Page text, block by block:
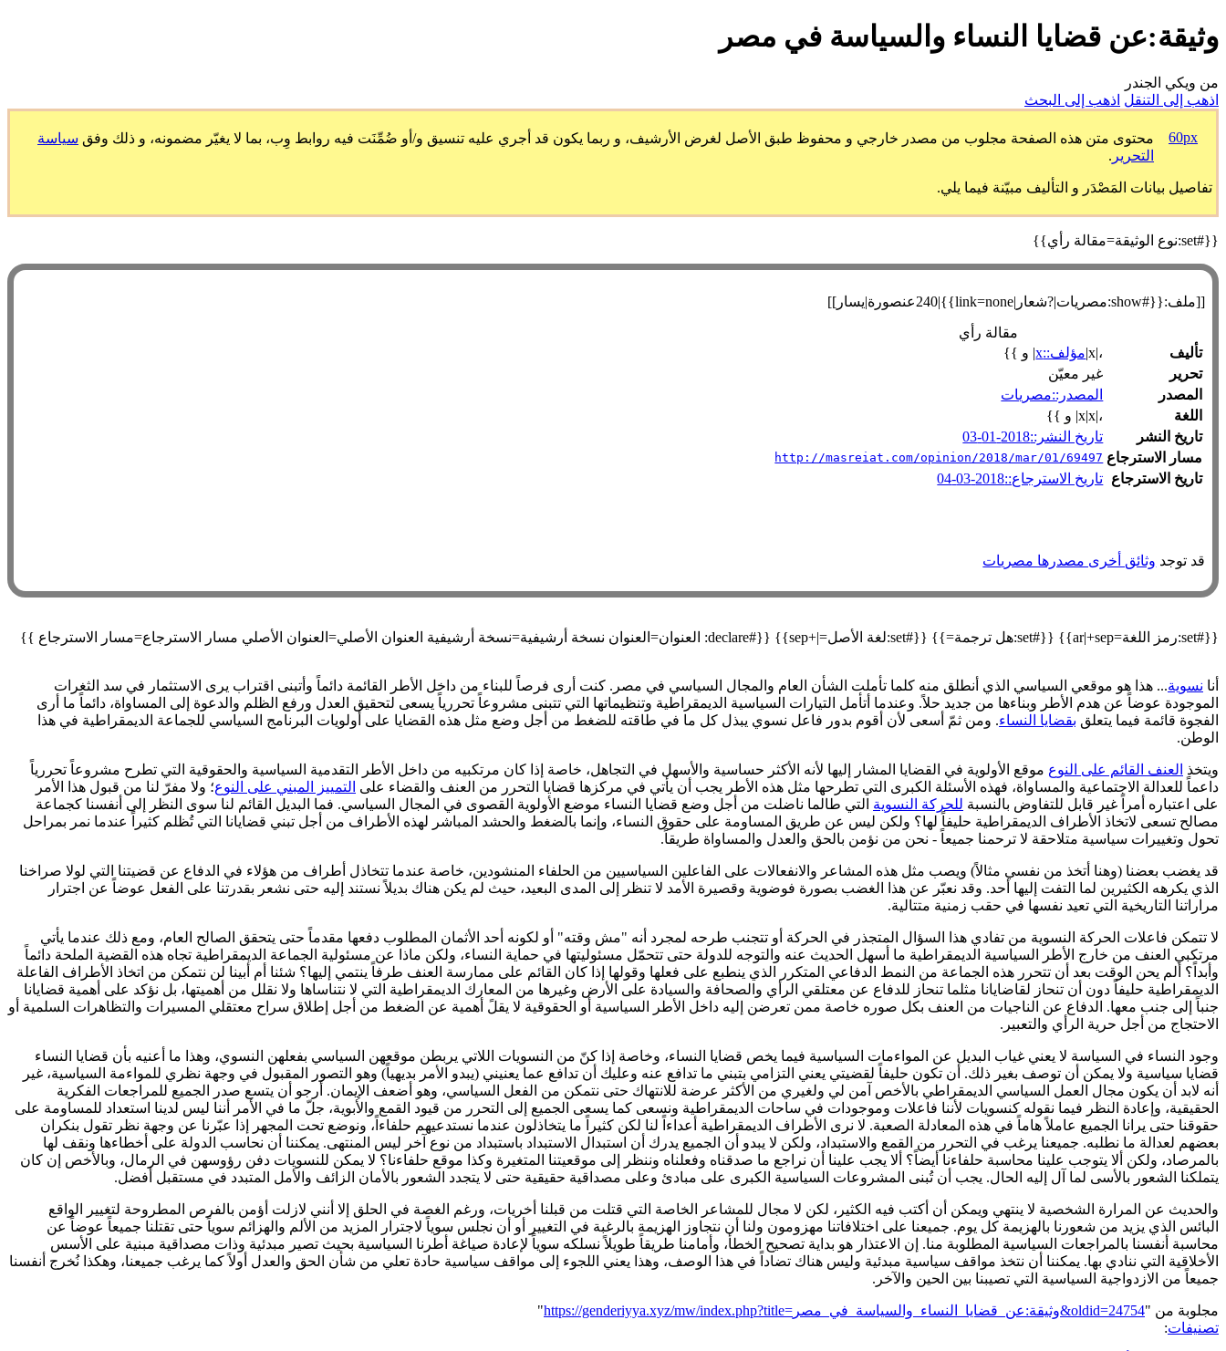
وثيقة:عن قضايا النساء والسياسة في مصر
من ويكي الجندر
اذهب إلى التنقل اذهب إلى البحث
60px محتوى متن هذه الصفحة مجلوب من مصدر خارجي و محفوظ طبق الأصل لغرض الأرشيف، و ربما يكون قد أجري عليه تنسيق و/أو ضُمِّنَت فيه روابط وِب، بما لا يغيّر مضمونه، و ذلك وفق سياسة
التحرير .
تفاصيل بيانات المَصْدَر و التأليف مبيّنة فيما يلي.
{{#set:نوع الوثيقة=مقالة رأي}}
[[ملف:{{#show:مصريات|?شعار|link=none}}|240عنصورة|يسار]]
مقالة رأي
تأليف
،|x| مؤلف::x | و }}
تحرير
غير معيّن
المصدر
المصدر::مصريات
اللغة
،|x|x| و }}
تاريخ النشر
تاريخ النشر::2018-01-03
مسار الاسترجاع http://masreiat.com/opinion/2018/mar/01/69497
تاريخ الاسترجاع تاريخ الاسترجاع::2018-03-04
قد توجد وثائق أخرى مصدرها مصريات
{{#set:رمز اللغة=ar|+sep}} {{#set:هل ترجمة=}} {{#set:لغة الأصل=|+sep}} {{#declare: العنوان=العنوان نسخة أرشيفية=نسخة أرشيفية العنوان الأصلي=العنوان الأصلي مسار الاسترجاع=مسار الاسترجاع }}
أنا نسوية... هذا هو موقعي السياسي الذي أنطلق منه كلما تأملت الشأن العام والمجال السياسي في مصر. كنت أرى فرصاً للبناء من داخل الأطر القائمة دائماً وأتبنى اقتراب يرى الاستثمار في سد الثغرات
الموجودة عوضاً عن هدم الأطر وبناءها من جديد حلاً. وعندما أتأمل التيارات السياسية الديمقراطية وتنظيماتها التي تتبنى مشروعاً تحررياً يسعى لتحقيق العدل ورفع الظلم والدعوة إلى المساواة، دائماً ما أرى
الفجوة قائمة فيما يتعلق بقضايا النساء. ومن ثمّ أسعى لأن أقوم بدور فاعل نسوي يبذل كل ما في طاقته للضغط من أجل وضع مثل هذه القضايا على أولويات البرنامج السياسي للجماعة الديمقراطية في هذا
الوطن.
ويتخذ العنف القائم على النوع موقع الأولوية في القضايا المشار إليها لأنه الأكثر حساسية والأسهل في التجاهل، خاصة إذا كان مرتكبيه من داخل الأطر التقدمية السياسية والحقوقية التي تطرح مشروعاً تحررياً
داعماً للعدالة الاجتماعية والمساواة، فهذه الأسئلة الكبرى التي تطرحها مثل هذه الأطر يجب أن يأتي في مركزها قضايا التحرر من العنف والقضاء على التمييز المبني على النوع؛ ولا مفرّ لنا من قبول هذا الأمر
على اعتباره أمراً غير قابل للتفاوض بالنسبة للحركة النسوية التي طالما ناضلت من أجل وضع قضايا النساء موضع الأولوية القصوى في المجال السياسي. فما البديل القائم لنا سوى النظر إلى أنفسنا كجماعة
مصالح تسعى لاتخاذ الأطراف الديمقراطية حليفاً لها؟ ولكن ليس عن طريق المساومة على حقوق النساء، وإنما بالضغط والحشد المباشر لهذه الأطراف من أجل تبني قضايانا التي تُظلم كثيراً عندما نمر بمراحل
تحول وتغييرات سياسية متلاحقة لا ترحمنا جميعاً - نحن من نؤمن بالحق والعدل والمساواة طريقاً.
قد يغضب بعضنا (وهنا أتخذ من نفسي مثالاً) ويصب مثل هذه المشاعر والانفعالات على الفاعلين السياسيين من الحلفاء المنشودين، خاصة عندما تتخاذل أطراف من هؤلاء في الدفاع عن قضيتنا التي لولا صراخنا
الذي يكرهه الكثيرين لما التفت إليها أحد. وقد نعبّر عن هذا الغضب بصورة فوضوية وقصيرة الأمد لا تنظر إلى المدى البعيد، حيث لم يكن هناك بديلاً نستند إليه حتى نشعر بقدرتنا على الفعل عوضاً عن اجترار
مراراتنا التاريخية التي تعيد نفسها في حقب زمنية متتالية.
لا تتمكن فاعلات الحركة النسوية من تفادي هذا السؤال المتجذر في الحركة أو تتجنب طرحه لمجرد أنه "مش وقته" أو لكونه أحد الأثمان المطلوب دفعها مقدماً حتى يتحقق الصالح العام، ومع ذلك عندما يأتي
مرتكبي العنف من خارج الأطر السياسية الديمقراطية ما أسهل الحديث عنه والتوجه للدولة حتى تتحمّل مسئوليتها في حماية النساء، ولكن ماذا عن مسئولية الجماعة الديمقراطية تجاه هذه القضية الملحة دائماً
وأبداً؟ ألم يحن الوقت بعد أن تتحرر هذه الجماعة من النمط الدفاعي المتكرر الذي ينطبع على فعلها وقولها إذا كان القائم على ممارسة العنف طرفاً ينتمي إليها؟ شئنا أم أبينا لن نتمكن من اتخاذ الأطراف الفاعلة
الديمقراطية حليفاً دون أن تنحاز لقاضايانا مثلما تنحاز للدفاع عن معتلقي الرأي والصحافة والسيادة على الأرض وغيرها من المعارك الديمقراطية التي لا نتناساها ولا نقلل من أهميتها، بل نؤكد على أهمية قضايانا
جنباً إلى جنب معها. الدفاع عن الناجيات من العنف بكل صوره خاصة ممن تعرضن إليه داخل الأطر السياسية أو الحقوقية لا يقلً أهمية عن الضغط من أجل إطلاق سراح معتقلي المسيرات والتظاهرات السلمية أو
الاحتجاج من أجل حرية الرأي والتعبير.
وجود النساء في السياسة لا يعني غياب البديل عن المواءمات السياسية فيما يخص قضايا النساء، وخاصة إذا كنّ من النسويات اللاتي يربطن موقعهن السياسي بفعلهن النسوي، وهذا ما أعنيه بأن قضايا النساء
قضايا سياسية ولا يمكن أن توصف بغير ذلك. أن تكون حليفاً لقضيتي يعني التزامي بتبني ما تدافع عنه وعليك أن تدافع عما يعنيني (يبدو الأمر بديهياً) وهو التصور المقبول في وجهة نظري للمواءمة السياسية، غير
أنه لابد أن يكون مجال العمل السياسي الديمقراطي بالأخص آمن لي ولغيري من الأكثر عرضة للانتهاك حتى نتمكن من الفعل السياسي، وهو أضعف الإيمان. أرجو أن يتسع صدر الجميع للمراجعات الفكرية
الحقيقية، وإعادة النظر فيما نقوله كنسويات لأننا فاعلات وموجودات في ساحات الديمقراطية ونسعى كما يسعى الجميع إلى التحرر من قيود القمع والأبوية، جلّ ما في الأمر أننا ليس لدينا استعداد للمساومة على
حقوقنا حتى يرانا الجميع عاملاً هاماً في هذه المعادلة الصعبة. لا نرى الأطراف الديمقراطية أعداءاً لنا لكن كثيراً ما يتخاذلون عندما نستدعيهم حلفاءاً، ونوضع تحت المجهر إذا عبّرنا عن وجهة نظر تقول بنكران
بعضهم لعدالة ما نطلبه. جميعنا يرغب في التحرر من القمع والاستبداد، ولكن لا يبدو أن الجميع يدرك أن استبدال الاستبداد باستبداد من نوع آخر ليس المنتهى. يمكننا أن نحاسب الدولة على أخطاءها ونقف لها
بالمرصاد، ولكن ألا يتوجب علينا محاسبة حلفاءنا أيضاً؟ ألا يجب علينا أن نراجع ما صدقناه وفعلناه وننظر إلى موقعيتنا المتغيرة وكذا موقع حلفاءنا؟ لا يمكن للنسويات دفن رؤوسهن في الرمال، وبالأخص إن كان
يتملكنا الشعور بالأسى لما آل إليه الحال. يجب أن تُبنى المشروعات السياسية الكبرى على مبادئ وعلى مصداقية حقيقية حتى لا يتجدد الشعور بالأمان الزائف والأمل المتبدد في مستقبل أفضل.
والحديث عن المرارة الشخصية لا ينتهي ويمكن أن أكتب فيه الكثير، لكن لا مجال للمشاعر الخاصة التي قتلت من قبلنا أخريات، ورغم الغصة في الحلق إلا أنني لازلت أؤمن بالفرص المطروحة لتغيير الواقع
البائس الذي يزيد من شعورنا بالهزيمة كل يوم. جميعنا على اختلافاتنا مهزومون ولنا أن نتجاوز الهزيمة بالرغبة في التغيير أو أن نجلس سوياً لاجترار المزيد من الألم والهزائم سوياً حتى تقتلنا جميعاً عوضاً عن
محاسبة أنفسنا بالمراجعات السياسية المطلوبة منا. إن الاعتذار هو بداية تصحيح الخطأ، وأمامنا طريقاً طويلاً نسلكه سوياً لإعادة صياغة أطرنا السياسية بحيث تصير مبدئية وذات مصداقية مبنية على الأسس
الأخلاقية التي ننادي بها. يمكننا أن نتخذ مواقف سياسية مبدئية وليس هناك تضاداً في هذا الوصف، وهذا يعني اللجوء إلى مواقف سياسية حادة تعلي من شأن الحق والعدل أولاً كما يرغب جميعنا، وهكذا نُخرج أنفسنا
جميعاً من الازدواجية السياسية التي تصيبنا بين الحين والآخر.
مجلوبة من "https://genderiyya.xyz/mw/index.php?title=وثيقة:عن_قضايا_النساء_والسياسة_في_مصر&oldid=24754
"
تصنيفات: